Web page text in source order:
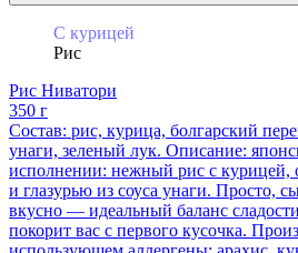
С курицей
Рис
Рис Ниватори
350 г
Состав: рис, курица, болгарский
унаги, зеленый лук. Описание:
исполнении: нежный рис с
и глазурью из соуса унаги. Просто,
вкусно — идеальный баланс
покорит вас с первого кусочка.